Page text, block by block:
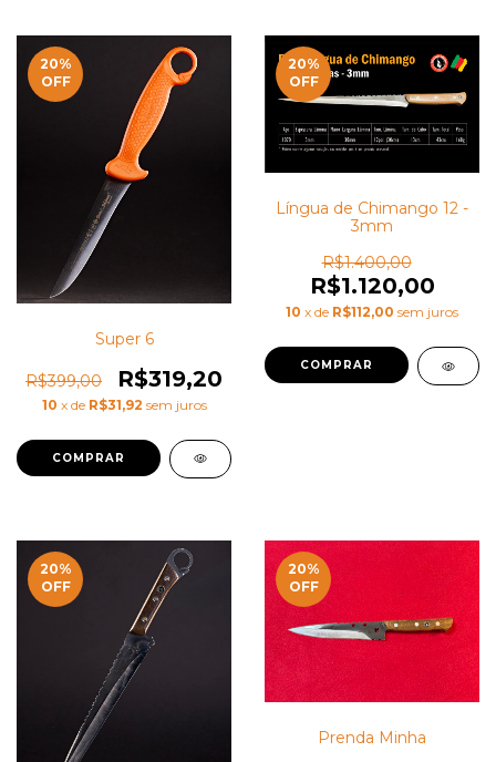
20%
OFF
Super 6
R$399,00 R$319,20
10 x de R$31,92 sem juros
20%
OFF
Língua de Chimango 12 -
3mm
R$1.400,00
R$1.120,00
10 x de R$112,00 sem juros
20%
OFF
20%
OFF
Prenda Minha